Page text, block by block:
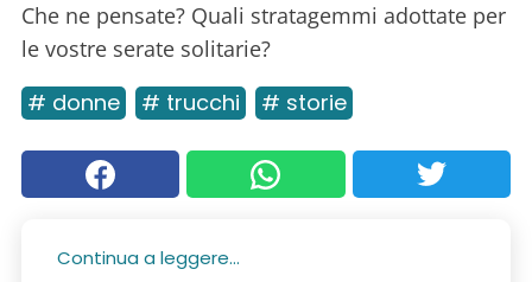
Che ne pensate? Quali stratagemmi adottate per
le vostre serate solitarie?
# donne # trucchi # storie
Continua a leggere...